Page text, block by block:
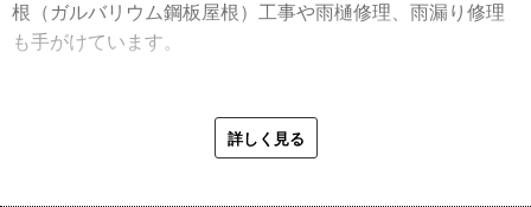
根（ガルバリウム鋼板屋根）工事や雨樋修理、雨漏り修理
も手がけています。
「ジュっちゃん、シーよ。おすわり」
口鬚をたくわえたワイルドな容貌とは裏腹に、愛犬に優し
詳しく見る